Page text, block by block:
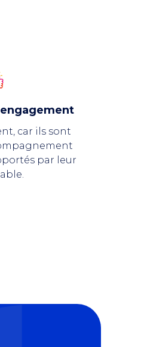
car ils sont
par leur